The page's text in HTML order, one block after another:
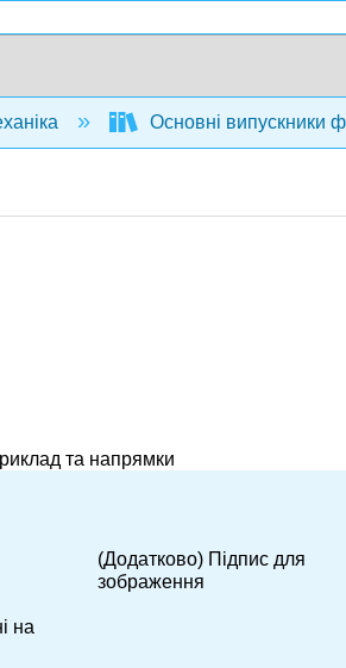
Основні випускники
та напрямки
на
(Додатково) Підпис для
зображення